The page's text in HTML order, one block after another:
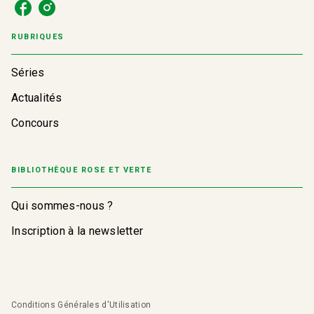
RUBRIQUES
Séries
Actualités
Concours
BIBLIOTHÈQUE ROSE ET VERTE
Qui sommes-nous ?
Inscription à la newsletter
Conditions Générales d'Utilisation